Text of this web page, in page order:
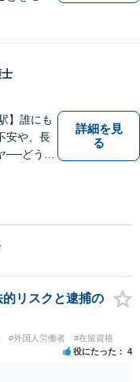
】誰にも
安や、長
──どうぞ
ます。
詳細を見
る
リスクと逮捕の
#外国人労働者 #在留資格
役にたった 4